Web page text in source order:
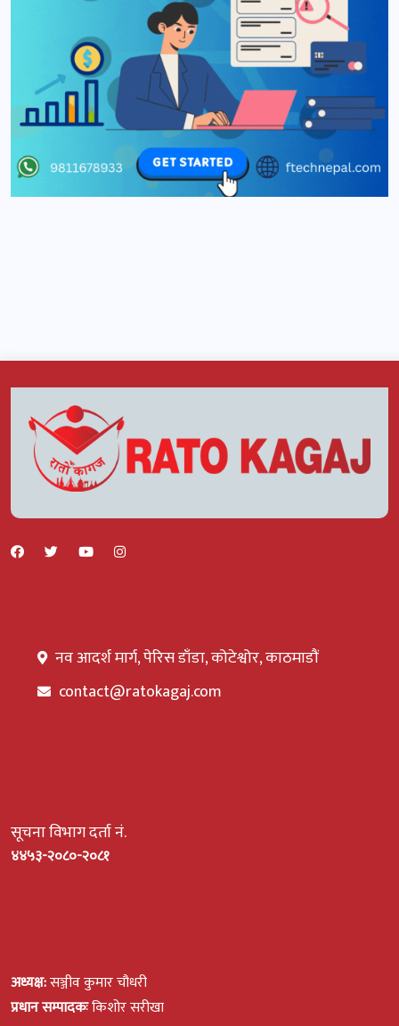
नव आदर्श मार्ग, पेरिस डाँडा, कोटेश्वोर, काठमाडौं
contact@ratokagaj.com
सूचना विभाग दर्ता नं.
४४५३-२०८०-२०८१
अध्यक्ष:सञ्जीव कुमार चौधरी
प्रधान सम्पादकःकिशोर सरीखा